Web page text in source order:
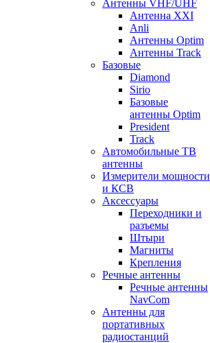
Антенны VHF/UHF
Антенна XXI
Anli
Антенны Optim
Антенны Track
Базовые
Diamond
Sirio
Базовые
антенны Optim
President
Track
Автомобильные ТВ
антенны
Измерители мощности
и КСВ
Аксессуары
Переходники и
разъемы
Штыри
Магниты
Крепления
Речные антенны
Речные антенны
NavCom
Антенны для
портативных
радиостанций